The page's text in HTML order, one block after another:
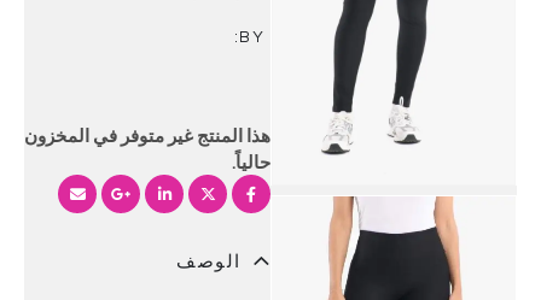
BY:
هذا المنتج غير متوفر في المخزون
حالياً.
الوصف